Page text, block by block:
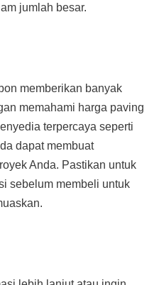
jumlah besar.
memberikan banyak
memahami harga paving
terpercaya seperti
dapat membuat
Anda. Pastikan untuk
sebelum membeli untuk